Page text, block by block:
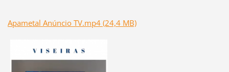
Apametal Anúncio TV.mp4 (24,4 MB)